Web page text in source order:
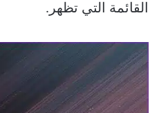
القائمة التي تظهر.